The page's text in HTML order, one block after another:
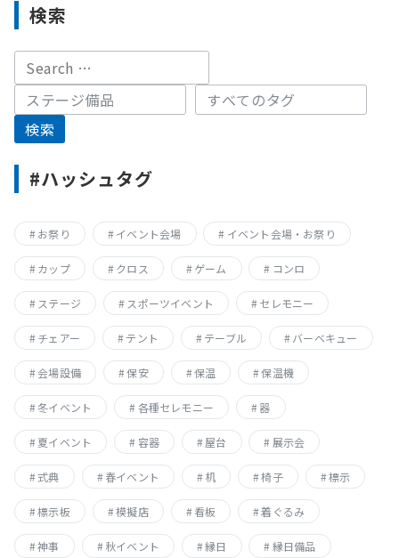
ビ
ゲ
ー
シ
ョ
ン
検索
#ハッシュタグ
お祭り イベント会場 イベント会場・お祭り
カップ クロス ゲーム コンロ
ステージ スポーツイベント セレモニー
チェアー テント テーブル バーベキュー
会場設備 保安 保温 保温機
冬イベント 各種セレモニー 器
夏イベント 容器 屋台 展示会
式典 春イベント 机 椅子 標示
標示板 模擬店 看板 着ぐるみ
神事 秋イベント 縁日 縁日備品